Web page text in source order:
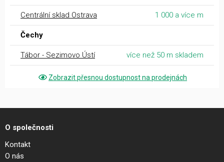
Centrální sklad Ostrava 1 000 a více m
Čechy
Tábor - Sezimovo Ústí více než 50 m skladem
Zobrazit přesnou dostupnost na prodejnách
O společnosti
Kontakt
O nás